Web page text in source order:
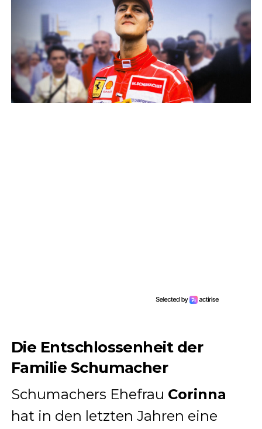
Die Entschlossenheit der
Familie Schumacher
Schumachers Ehefrau Corinna
hat in den letzten Jahren eine